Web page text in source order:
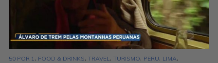
50 POR 1 , FOOD & DRINKS, TRAVEL , TURISMO, PERU, LIMA,